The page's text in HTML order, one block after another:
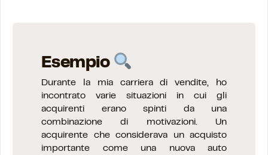
Esempio
Durante la mia carriera di vendite, ho
incontrato varie situazioni in cui gli
acquirenti erano spinti da una
combinazione di motivazioni. Un
acquirente che considerava un acquisto
importante come una nuova auto